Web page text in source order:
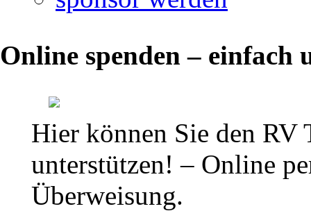
Online spenden – einfach
Hier können Sie den RV
unterstützen! – Online
Überweisung.
Deutsche
Mannschaftsmeisterschaft
Frauen
2013
Rang